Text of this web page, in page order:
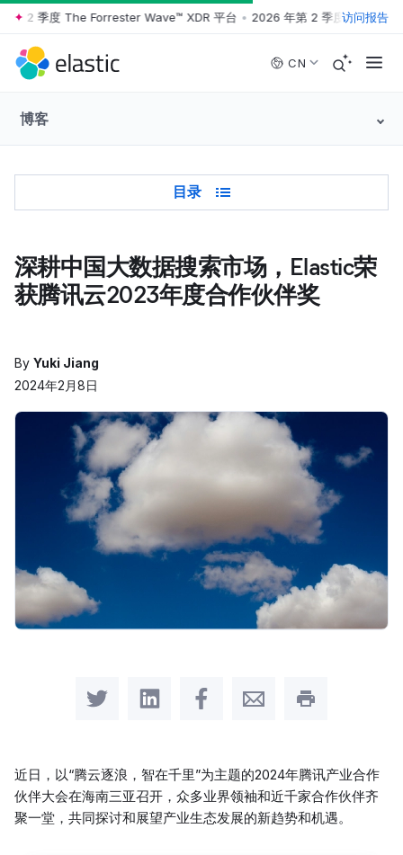
Skip to main content
2 季度 The Forrester Wave™ XDR 平台 • 2026 年第 2 季度 The访问报告
CN
博客
Table of Contents
目录
深耕中国大数据搜索市场，Elastic荣
获腾讯云2023年度合作伙伴奖
By Yuki Jiang
2024年2月8日
Share on TwitterShare on LinkedIn
Share on Facebook
Share by Email
Print this
近日，以“腾云逐浪，智在千里”为主题的2024年腾讯产业合作
伙伴大会在海南三亚召开，众多业界领袖和近千家合作伙伴齐
聚一堂，共同探讨和展望产业生态发展的新趋势和机遇。